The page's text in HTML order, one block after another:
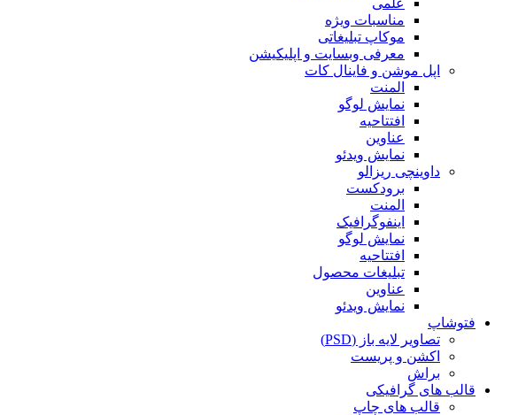
علمی
مناسبات ویژه
موکاپ تبلیغاتی
معرفی وبسایت و اپلیکیشن
اپل موشن و فاینال کات
المنت
نمایش لوگو
افتتاحیه
عناوین
نمایش ویدئو
داوینچی ریزالو
برودکست
المنت
اینفوگرافیک
نمایش لوگو
افتتاحیه
تبلیغات محصول
عناوین
نمایش ویدئو
فتوشاپ
تصاویر لایه باز (PSD)
اکشن و پریست
براش
قالب های گرافیکی
قالب های چاپ